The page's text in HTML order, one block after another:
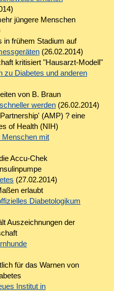
jüngere Menschen
in frühem Stadium auf
(26.02.2014)
kritisiert "Hausarzt-Modell"
zu Diabetes und anderen
von B. Braun
werden(26.02.2014)
(AMP) ? eine
of Health (NIH)
Menschen mit
Accu-Chek
(27.02.2014)
erlaubt
Diabetologikum
Auszeichnungen der
für das Warnen von
Institut in